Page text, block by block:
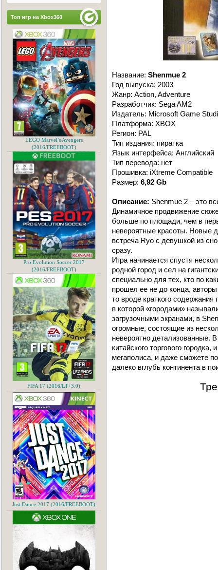
Название: Shenmue 2
Год выпуска: 2003
Жанр: Action, Adventure
Разработчик: Sega AM2
Издатель: Microsoft Game
Платформа: XBOX
Регион: PAL
Тип издания: пиратка
Язык интерфейса: Английский
Тип перевода: нет
Прошивка: iXtreme Compatible
Размер: 6,92 Gb
Описание: Shenmue 2 – это
Динамичное продвижение
больше по площади, чем в
невероятные красоты. Новые
встреча Ryo с девушкой из
сразу.
Игра начинается спустя
родной город и сел на
специально для тех, кто по
прошел ее не до конца,
то вроде краткого
в которой «городами»
загрузочными экранами, в
огромные, состоящие из
невероятно детализованные.
китайского торгового
мегаполиса, и даже сможете
далеко вглубь континента в
Топ игр на Xbox360
LEGO Marvel’s Avengers
(2016/FREEBOOT)
Pro Evolution Soccer 2017
(2016/FREEBOOT)
FIFA 17 (2016/LT+3.0)
Just Dance 2017 (2016/FREEBOOT)